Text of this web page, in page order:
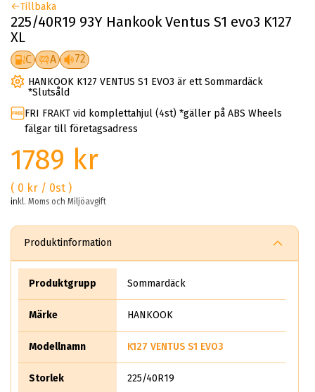
Tillbaka
225/40R19 93Y Hankook Ventus S1 evo3 K127
XL
C A 72
HANKOOK K127 VENTUS S1 EVO3 är ett Sommardäck
*Slutsåld
FRI FRAKT vid komplettahjul (4st) *gäller på ABS Wheels
fälgar till företagsadress
1789 kr
( 0 kr / 0st )
inkl. Moms och Miljöavgift
Produktinformation
Produktgrupp Sommardäck
Märke HANKOOK
Modellnamn K127 VENTUS S1 EVO3
Storlek 225/40R19